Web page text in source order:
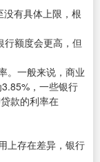
有具体上限，根
行额度会更高，但
。一般来说，商业
，一些银行
款的利率在
上存在差异，银行